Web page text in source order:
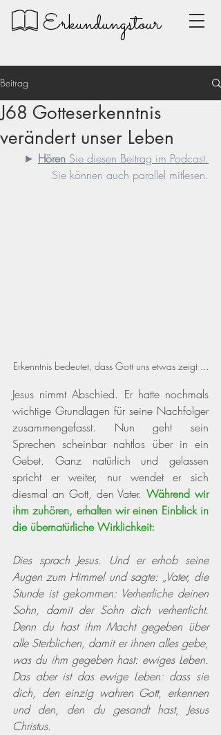
Erkundungstour
Beitrag
J68 Gotteserkenntnis
verändert unser Leben
► Hören Sie diesen Beitrag im Podcast.
Sie können auch parallel mitlesen.
Erkenntnis bedeutet, dass Gott uns etwas zeigt ...
Jesus nimmt Abschied. Er hatte nochmals
wichtige Grundlagen für seine Nachfolger
zusammengefasst. Nun geht sein
Sprechen scheinbar nahtlos über in ein
Gebet. Ganz natürlich und gelassen
spricht er weiter, nur wendet er sich
diesmal an Gott, den Vater. Während wir
ihm zuhören, erhalten wir einen Einblick in
die übernatürliche Wirklichkeit:
Dies sprach Jesus. Und er erhob seine
Augen zum Himmel und sagte: „Vater, die
Stunde ist gekommen: Verherrliche deinen
Sohn, damit der Sohn dich verherrlicht.
Denn du hast ihm Macht gegeben über
alle Sterblichen, damit er ihnen alles gebe,
was du ihm gegeben hast: ewiges Leben.
Das aber ist das ewige Leben: dass sie
dich, den einzig wahren Gott, erkennen
und den, den du gesandt hast, Jesus
Christus.